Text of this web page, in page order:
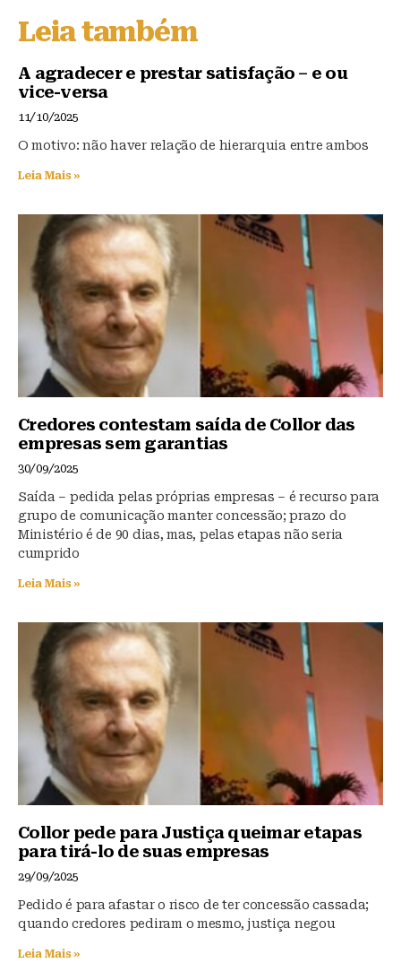
s
k
y
e
b
o
s
A
p
Leia também
A agradecer e prestar satisfação – e ou
vice-versa
11/10/2025
O motivo: não haver relação de hierarquia entre ambos
Leia Mais »
Credores contestam saída de Collor das
empresas sem garantias
30/09/2025
Saída – pedida pelas próprias empresas – é recurso para
grupo de comunicação manter concessão; prazo do
Ministério é de 90 dias, mas, pelas etapas não seria
cumprido
Leia Mais »
Collor pede para Justiça queimar etapas
para tirá-lo de suas empresas
29/09/2025
Pedido é para afastar o risco de ter concessão cassada;
quando credores pediram o mesmo, justiça negou
Leia Mais »